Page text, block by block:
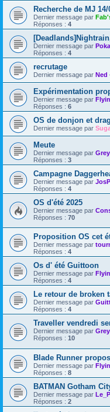
Recherche de MJ 14/
Dernier message par
Réponses : 4
Dernier message par Poka
Réponses : 4
recrutage
Dernier message par Ned
Expérimentation
Dernier message par
Réponses : 6
OS de donjon et
Dernier message par
Meute
Dernier message par
Réponses : 3
Campagne
Dernier message par
Réponses : 4
OS d'été 2025
Dernier message par
Réponses : 70
Proposition OS cet
Dernier message par
Réponses : 4
Os d' été Guittoon
Dernier message par
Réponses : 4
Le retour de broken
Dernier message par
Réponses : 4
Traveller vendredi
Dernier message par
Réponses : 10
Blade Runner
Dernier message par
Réponses : 8
BATMAN Gotham
Dernier message par
Réponses : 2